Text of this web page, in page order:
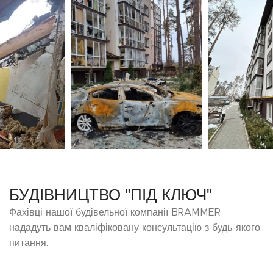
БУДІВНИЦТВО "ПІД КЛЮЧ"
Фахівці нашої будівельної компанії BRAMMER
нададуть вам кваліфіковану консультацію з будь-якого
питання.